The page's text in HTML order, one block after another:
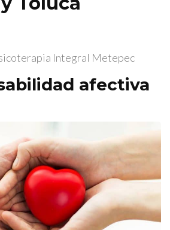
Integral Metepec
afectiva